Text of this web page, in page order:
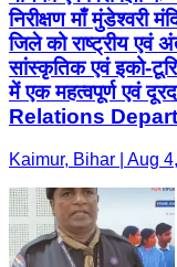
निरीक्षण माँ मुंडेश्वरी
जिले को राष्ट्रीय एवं
सांस्कृतिक एवं इको-
में एक महत्वपूर्ण एवं
Relations
Kaimur, Bihar | Aug